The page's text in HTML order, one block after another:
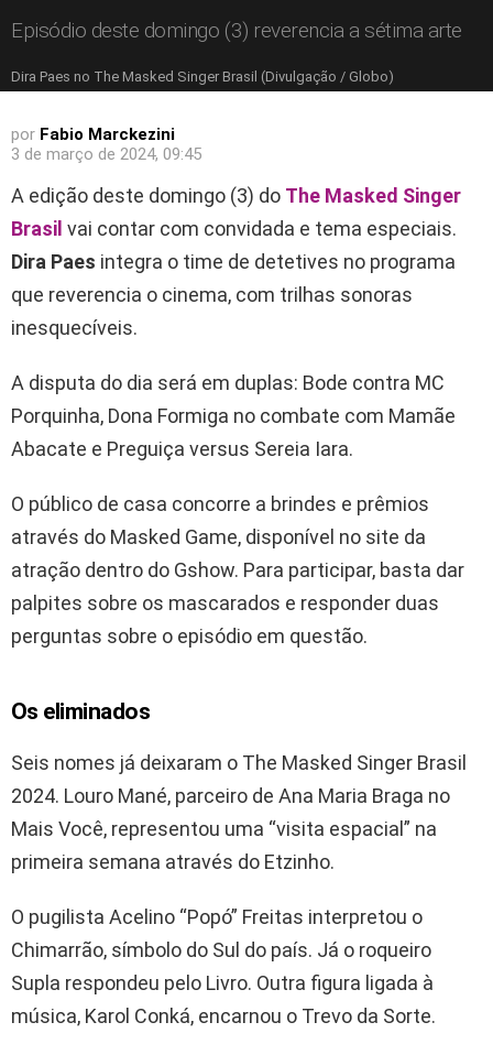
Episódio deste domingo (3) reverencia a sétima arte
Dira Paes no The Masked Singer Brasil (Divulgação / Globo)
por Fabio Marckezini
3 de março de 2024, 09:45
A edição deste domingo (3) do The Masked Singer
Brasil vai contar com convidada e tema especiais.
Dira Paes integra o time de detetives no programa
que reverencia o cinema, com trilhas sonoras
inesquecíveis.
A disputa do dia será em duplas: Bode contra MC
Porquinha, Dona Formiga no combate com Mamãe
Abacate e Preguiça versus Sereia Iara.
O público de casa concorre a brindes e prêmios
através do Masked Game, disponível no site da
atração dentro do Gshow. Para participar, basta dar
palpites sobre os mascarados e responder duas
perguntas sobre o episódio em questão.
Os eliminados
Seis nomes já deixaram o The Masked Singer Brasil
2024. Louro Mané, parceiro de Ana Maria Braga no
Mais Você, representou uma “visita espacial” na
primeira semana através do Etzinho.
O pugilista Acelino “Popó” Freitas interpretou o
Chimarrão, símbolo do Sul do país. Já o roqueiro
Supla respondeu pelo Livro. Outra figura ligada à
música, Karol Conká, encarnou o Trevo da Sorte.